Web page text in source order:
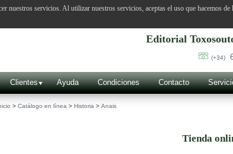
Editorial
(+34)
Clientes Ayuda Condiciones Contacto
> Catálogo en línea > Historia > Anais
Tienda
nuestros servicios. Al utilizar nuestros servicios, aceptas el uso que hacemos de